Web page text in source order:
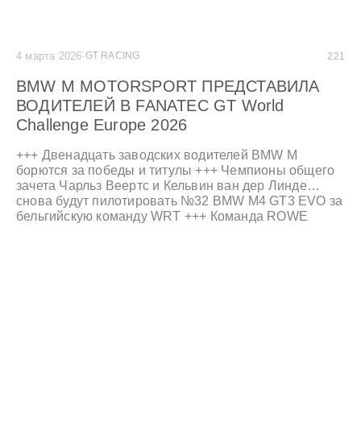
4 марта 2026·GT RACING 221
BMW M MOTORSPORT ПРЕДСТАВИЛА
ВОДИТЕЛЕЙ В FANATEC GT World
Challenge Europe 2026
+++ Двенадцать заводских водителей BMW M
борются за победы и титулы +++ Чемпионы общего
зачета Чарльз Веертс и Кельвин ван дер Линде
снова будут пилотировать №32 BMW M4 GT3 EVO за
бельгийскую команду WRT +++ Команда ROWE